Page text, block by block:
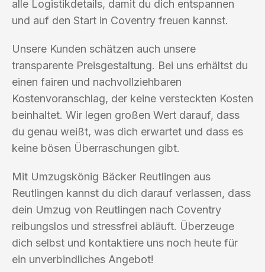
alle Logistikdetails, damit du dich entspannen
und auf den Start in Coventry freuen kannst.
Unsere Kunden schätzen auch unsere
transparente Preisgestaltung. Bei uns erhältst du
einen fairen und nachvollziehbaren
Kostenvoranschlag, der keine versteckten Kosten
beinhaltet. Wir legen großen Wert darauf, dass
du genau weißt, was dich erwartet und dass es
keine bösen Überraschungen gibt.
Mit Umzugskönig Bäcker Reutlingen aus
Reutlingen kannst du dich darauf verlassen, dass
dein Umzug von Reutlingen nach Coventry
reibungslos und stressfrei abläuft. Überzeuge
dich selbst und kontaktiere uns noch heute für
ein unverbindliches Angebot!